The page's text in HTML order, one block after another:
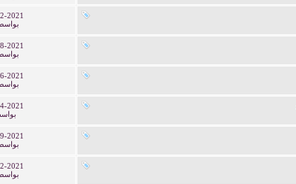
2021
2021
2021
2021
2021
2021